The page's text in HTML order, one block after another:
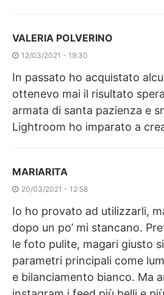
VALERIA POLVERINO
12/03/2021 - 19:30
In passato ho acquistato
ottenevo mai il risultato
armata di santa pazienza e
Lightroom ho imparato a
MARIARITA
20/03/2021 - 12:58
Io ho provato ad utilizzarli,
dopo un po’ mi stancano.
le foto pulite, magari giusto
parametri principali come
e bilanciamento bianco. Ma